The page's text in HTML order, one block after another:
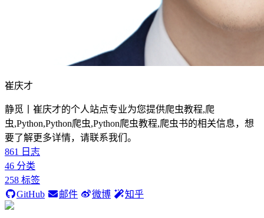
崔庆才
静觅丨崔庆才的个人站点专业为您提供爬虫教程,爬
虫,Python,Python爬虫,Python爬虫教程,爬虫书的相关信息，想
要了解更多详情，请联系我们。
861
日志
46 分类
258 标签
GitHub
邮件 微博 知乎